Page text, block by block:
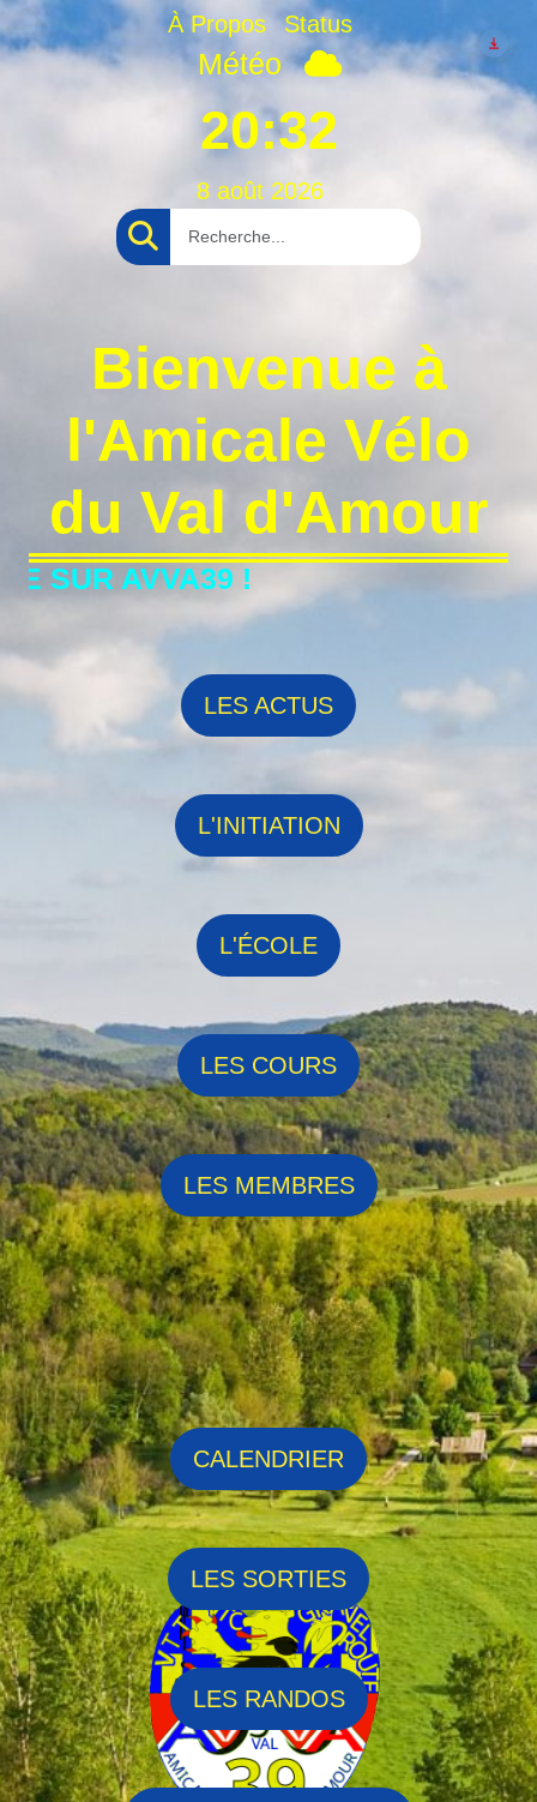
✕
Installer AVVA39
Ajoutez l'application à votre écran d'accueil pour
profiter d'une expérience plein écran fluide.
🚴 Installation de l'application AVVA39
Ouvrez les options de votre navigateur⋮.
À Propos Status
Météo
20:32
8 août 2026
Bienvenue à
l'Amicale Vélo
du Val d'Amour
AVVA39 !
LES ACTUS
L'INITIATION
L'ÉCOLE
LES COURS
LES MEMBRES
CALENDRIER
LES SORTIES
LES RANDOS